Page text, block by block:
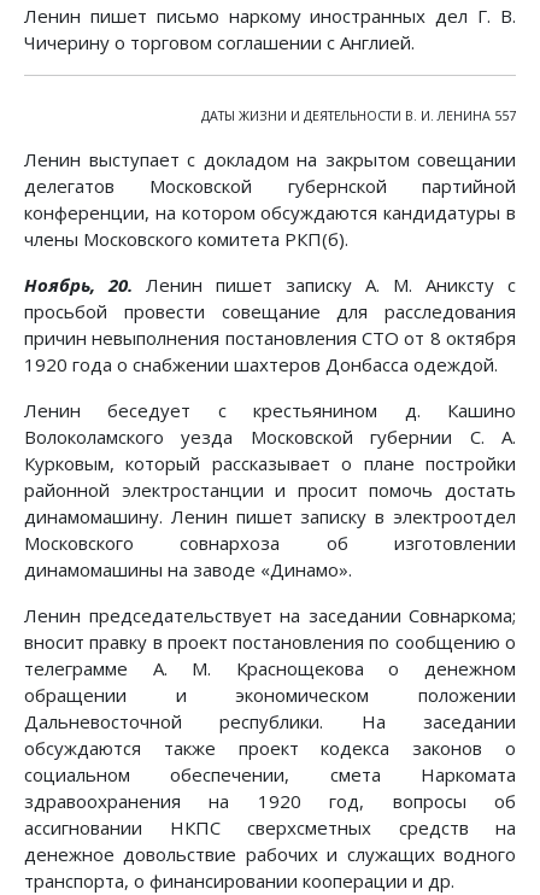
Ленин пишет письмо наркому иностранных дел Г. В.
Чичерину о торговом соглашении с Англией.
ДАТЫ ЖИЗНИ И ДЕЯТЕЛЬНОСТИ В. И. ЛЕНИНА 557
Ленин выступает с докладом на закрытом совещании
делегатов Московской губернской партийной
конференции, на котором обсуждаются кандидатуры в
члены Московского комитета РКП(б).
Ноябрь, 20. Ленин пишет записку А. М. Аниксту с
просьбой провести совещание для расследования
причин невыполнения постановления СТО от 8 октября
1920 года о снабжении шахтеров Донбасса одеждой.
Ленин беседует с крестьянином д. Кашино
Волоколамского уезда Московской губернии С. А.
Курковым, который рассказывает о плане постройки
районной электростанции и просит помочь достать
динамомашину. Ленин пишет записку в электроотдел
Московского совнархоза об изготовлении
динамомашины на заводе «Динамо».
Ленин председательствует на заседании Совнаркома;
вносит правку в проект постановления по сообщению о
телеграмме А. М. Краснощекова о денежном
обращении и экономическом положении
Дальневосточной республики. На заседании
обсуждаются также проект кодекса законов о
социальном обеспечении, смета Наркомата
здравоохранения на 1920 год, вопросы об
ассигновании НКПС сверхсметных средств на
денежное довольствие рабочих и служащих водного
транспорта, о финансировании кооперации и др.